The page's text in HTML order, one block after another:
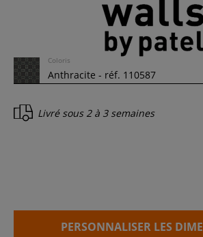
Coloris
Livré sous 2 à 3 semaines
PERSONNALISER LES